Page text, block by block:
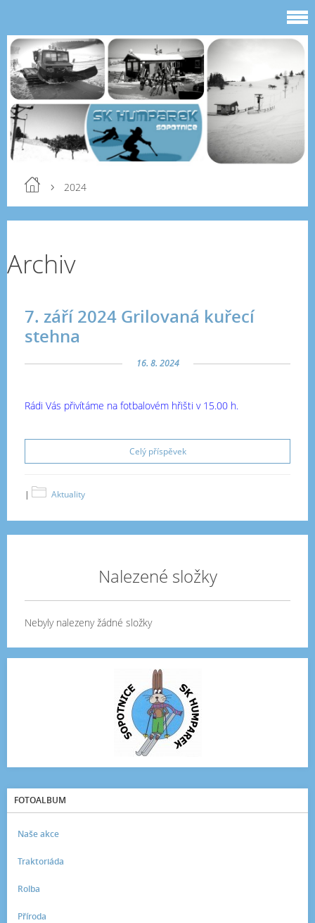
2024
Archiv
7. září 2024 Grilovaná kuřecí
stehna
16. 8. 2024
Rádi Vás přivítáme na fotbalovém hřišti v 15.00 h.
Celý příspěvek
| Aktuality
Nalezené složky
Nebyly nalezeny žádné složky
FOTOALBUM
Naše akce
Traktoriáda
Rolba
Příroda